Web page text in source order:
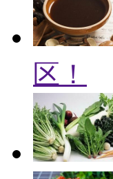
区！